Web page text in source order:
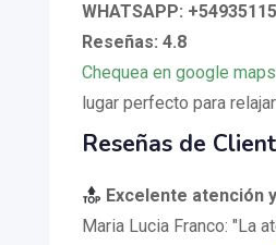
WHATSAPP:
Reseñas: 4.8
Chequea en google maps
lugar perfecto para
Reseñas de
Excelente atención
Maria Lucia Franco: "La